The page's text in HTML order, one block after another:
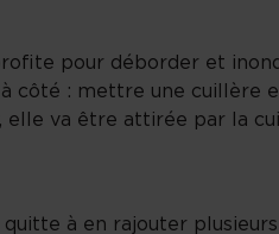
pour déborder et
côté : mettre une cuillère
va être attirée par la
à en rajouter